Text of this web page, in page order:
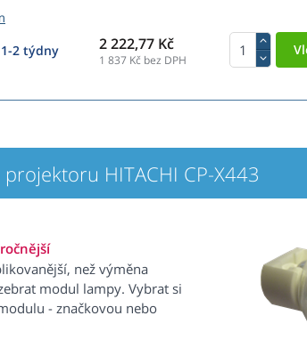
1-2 týdny 2 222,77 Kč
1 837 Kč bez DPH
HITACHI CP-X443
než výměna
modul lampy. Vybrat si
- značkovou nebo